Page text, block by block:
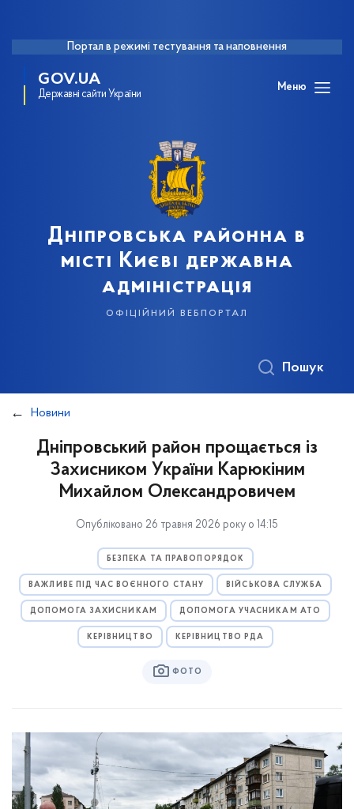
Портал в режимі тестування та наповнення
GOV.UA
Державні сайти України
Меню
Дніпровська районна в
місті Києві державна
адміністрація
офіційний вебпортал
Пошук
Новини
Дніпровський район прощається із
Захисником України Карюкіним
Михайлом Олександровичем
Опубліковано 26 травня 2026 року о 14:15
БЕЗПЕКА ТА ПРАВОПОРЯДОК
ВАЖЛИВЕ ПІД ЧАС ВОЄННОГО СТАНУ ВІЙСЬКОВА СЛУЖБА
ДОПОМОГА ЗАХИСНИКАМ ДОПОМОГА УЧАСНИКАМ АТО
КЕРІВНИЦТВО КЕРІВНИЦТВО РДА
ФОТО